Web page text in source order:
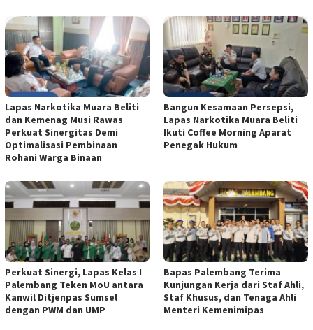
Lapas Narkotika Muara Beliti
dan Kemenag Musi Rawas
Perkuat Sinergitas Demi
Optimalisasi Pembinaan
Rohani Warga Binaan
Bangun Kesamaan Persepsi,
Lapas Narkotika Muara Beliti
Ikuti Coffee Morning Aparat
Penegak Hukum
Perkuat Sinergi, Lapas Kelas I
Palembang Teken MoU antara
Kanwil Ditjenpas Sumsel
dengan PWM dan UMP
Bapas Palembang Terima
Kunjungan Kerja dari Staf Ahli,
Staf Khusus, dan Tenaga Ahli
Menteri Kemenimipas